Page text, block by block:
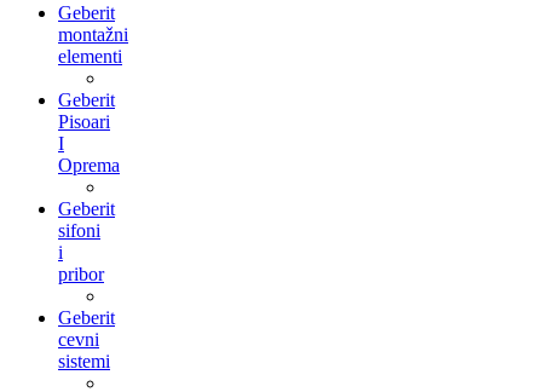
Geberit
montažni
elementi
Geberit
Pisoari
I
Oprema
Geberit
sifoni
i
pribor
Geberit
cevni
sistemi